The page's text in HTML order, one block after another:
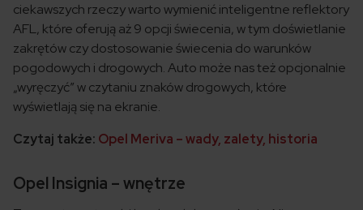
ciekawszych rzeczy warto wymienić inteligentne reflektory
AFL, które oferują aż 9 opcji świecenia, w tym doświetlanie
zakrętów czy dostosowanie świecenia do warunków
pogodowych i drogowych. Auto może nas też opcjonalnie
„wyręczyć” w czytaniu znaków drogowych, które
wyświetlają się na ekranie.
Czytaj także: Opel Meriva – wady, zalety, historia
Opel Insignia – wnętrze